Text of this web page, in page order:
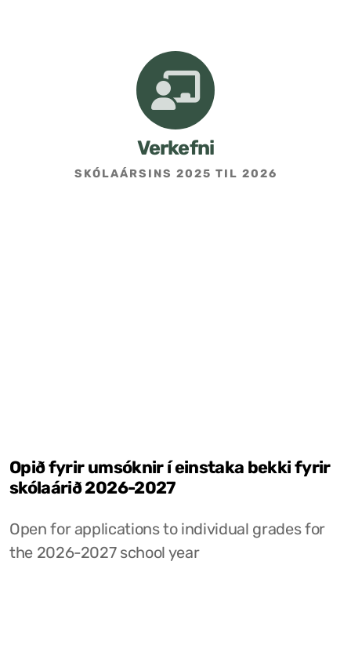
Verkefni
SKÓLAÁRSINS 2025 TIL 2026
Opið fyrir umsóknir í einstaka bekki fyrir
skólaárið 2026-2027
Open for applications to individual grades for
the 2026-2027 school year